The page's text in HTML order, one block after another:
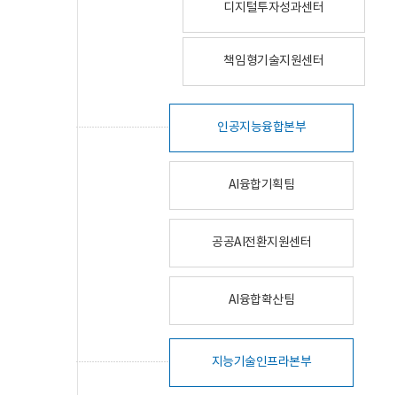
디지털투자성과센터
책임형기술지원센터
인공지능융합본부
AI융합기획팀
공공AI전환지원센터
AI융합확산팀
지능기술인프라본부